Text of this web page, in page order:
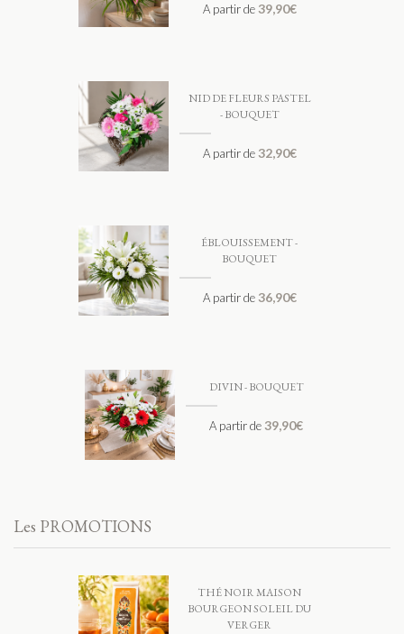
A partir de 39,90€
NID DE FLEURS PASTEL
- BOUQUET
A partir de 32,90€
ÉBLOUISSEMENT -
BOUQUET
A partir de 36,90€
DIVIN - BOUQUET
A partir de39,90€
Les PROMOTIONS
THÉ NOIR MAISON
BOURGEON SOLEIL DU
VERGER